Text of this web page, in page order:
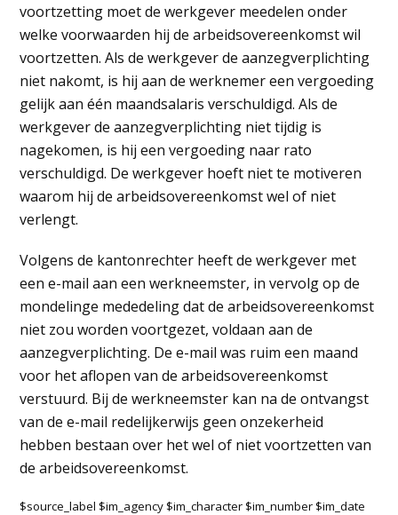
voortzetting moet de werkgever meedelen onder
welke voorwaarden hij de arbeidsovereenkomst wil
voortzetten. Als de werkgever de aanzegverplichting
niet nakomt, is hij aan de werknemer een vergoeding
gelijk aan één maandsalaris verschuldigd. Als de
werkgever de aanzegverplichting niet tijdig is
nagekomen, is hij een vergoeding naar rato
verschuldigd. De werkgever hoeft niet te motiveren
waarom hij de arbeidsovereenkomst wel of niet
verlengt.
Volgens de kantonrechter heeft de werkgever met
een e-mail aan een werkneemster, in vervolg op de
mondelinge mededeling dat de arbeidsovereenkomst
niet zou worden voortgezet, voldaan aan de
aanzegverplichting. De e-mail was ruim een maand
voor het aflopen van de arbeidsovereenkomst
verstuurd. Bij de werkneemster kan na de ontvangst
van de e-mail redelijkerwijs geen onzekerheid
hebben bestaan over het wel of niet voortzetten van
de arbeidsovereenkomst.
$source_label $im_agency $im_character $im_number $im_date